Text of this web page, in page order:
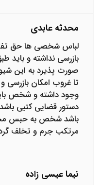
محدثه عابدی
لباس شخصی ها حق
بازرسی نداشته و باید
صورت پذیرد به این
تا غروب امکان
وجود داشته و شخص
دستور قضایی کتبی
باشد شخص به حبس
مرتکب جرم و تخلف
نیما عیسی زاده